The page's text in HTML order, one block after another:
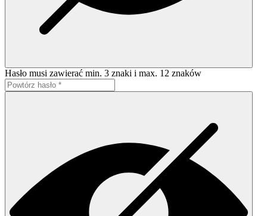
Hasło musi zawierać min. 3 znaki i max. 12 znaków